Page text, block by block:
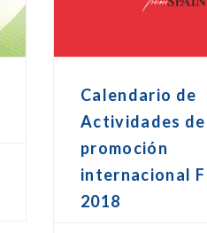
Calendario de
Actividades de
promoción
internacional
2018